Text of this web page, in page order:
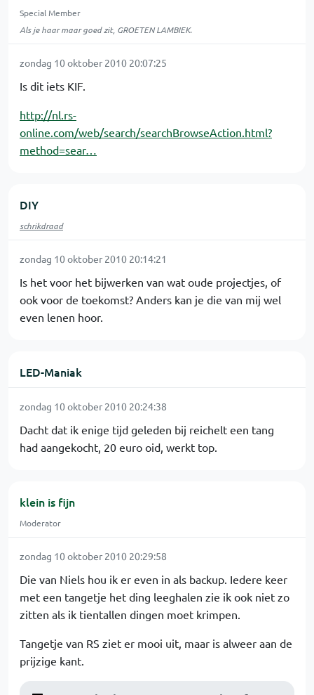
Special Member
Als je haar maar goed zit, GROETEN LAMBIEK.
zondag 10 oktober 2010 20:07:25
Is dit iets KIF.
http://nl.rs-
online.com/web/search/searchBrowseAction.html?
method=sear…
DIY
schrikdraad
zondag 10 oktober 2010 20:14:21
Is het voor het bijwerken van wat oude projectjes, of
ook voor de toekomst? Anders kan je die van mij wel
even lenen hoor.
LED-Maniak
zondag 10 oktober 2010 20:24:38
Dacht dat ik enige tijd geleden bij reichelt een tang
had aangekocht, 20 euro oid, werkt top.
klein is fijn
Moderator
zondag 10 oktober 2010 20:29:58
Die van Niels hou ik er even in als backup. Iedere keer
met een tangetje het ding leeghalen zie ik ook niet zo
zitten als ik tientallen dingen moet krimpen.
Tangetje van RS ziet er mooi uit, maar is alweer aan de
prijzige kant.